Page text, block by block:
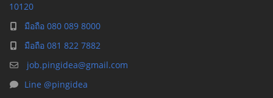
10120
มือถือ 080 089 8000
มือถือ 081 822 7882
job.pingidea@gmail.com
Line @pingidea